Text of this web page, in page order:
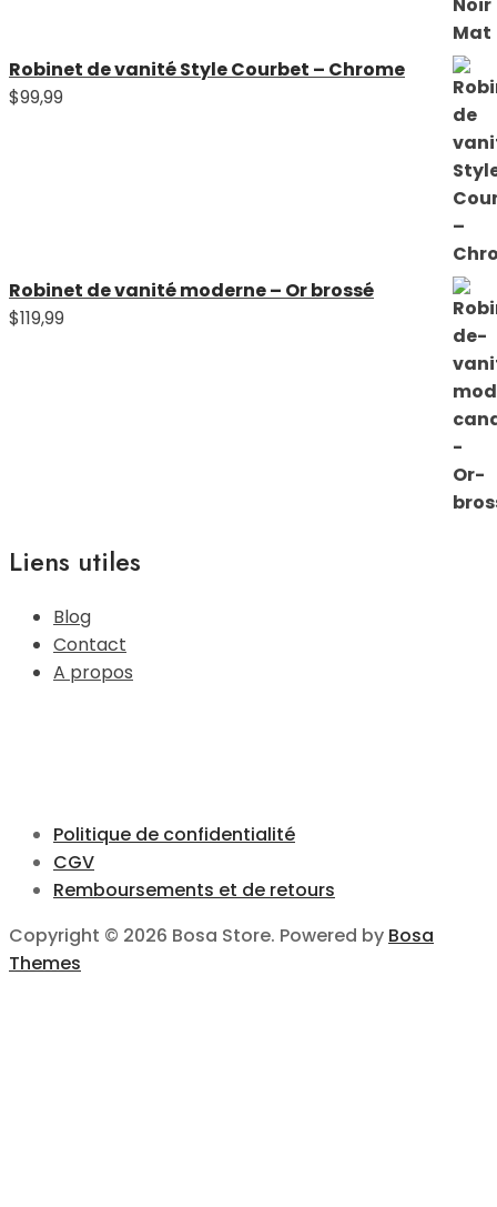
Robinet de vanité Style Courbet – Chrome
$99,99
Robinet de vanité moderne – Or brossé
$119,99
Liens utiles
Blog
Contact
A propos
Politique de confidentialité
CGV
Remboursements et de retours
Copyright © 2026 Bosa Store. Powered by Bosa
Themes